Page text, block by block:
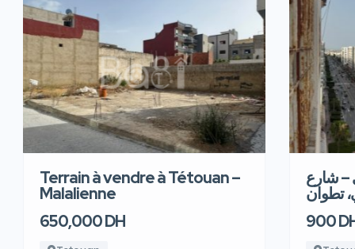
Terrain à vendre à Tétouan –
Malalienne
650,000 DH
– شارع
تطوان
900